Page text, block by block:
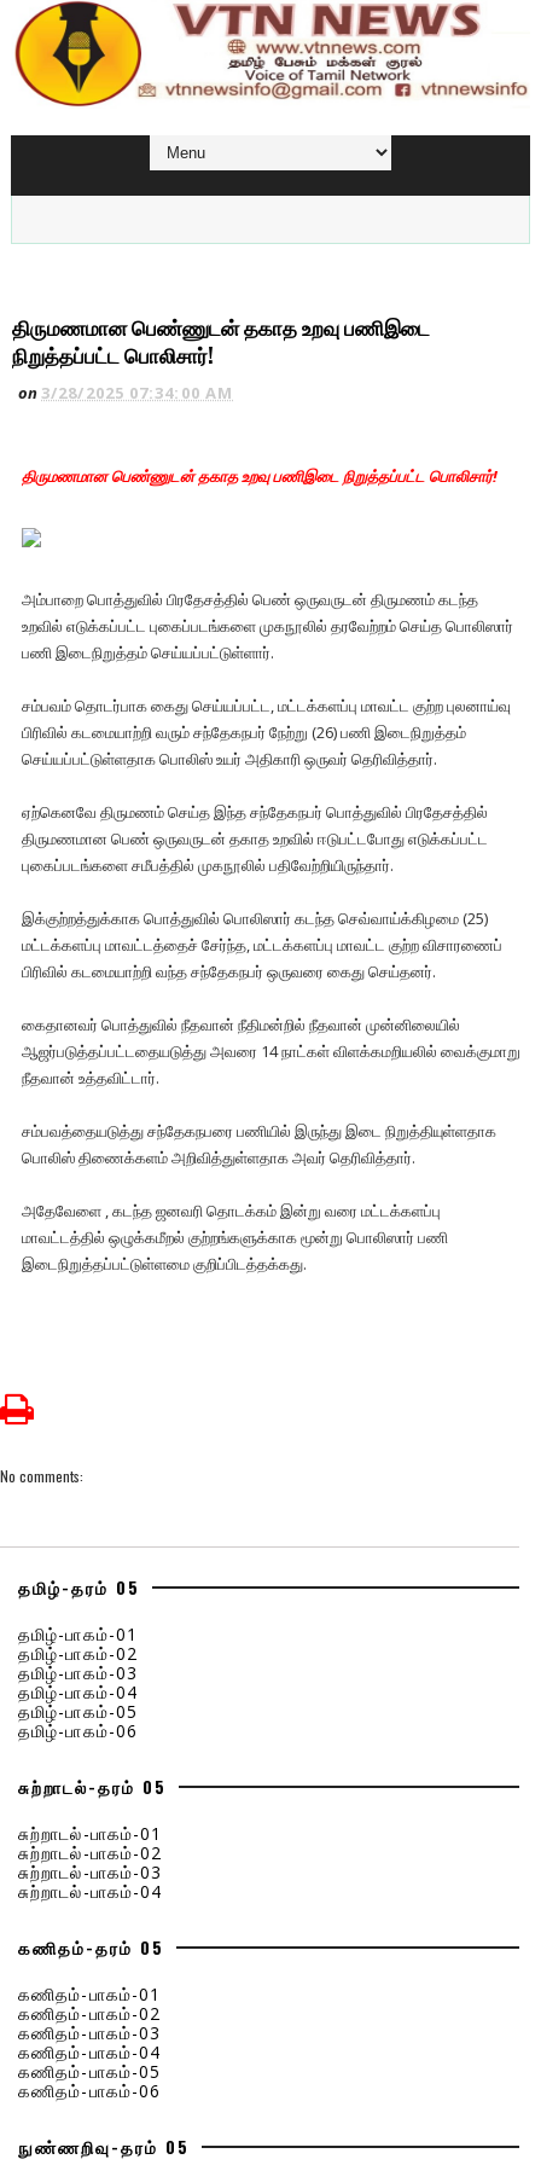
திருமணமான பெண்ணுடன் தகாத உறவு பணிஇடை
நிறுத்தப்பட்ட பொலிசார்!
on3/28/2025 07:34:00 AM
திருமணமான பெண்ணுடன் தகாத உறவு பணிஇடை நிறுத்தப்பட்ட பொலிசார்!
அம்பாறை பொத்துவில் பிரதேசத்தில் பெண் ஒருவருடன் திருமணம் கடந்த
உறவில் எடுக்கப்பட்ட புகைப்படங்களை முகநூலில் தரவேற்றம் செய்த பொலிஸார்
பணி இடைநிறுத்தம் செய்யப்பட்டுள்ளார்.
சம்பவம் தொடர்பாக கைது செய்யப்பட்ட, மட்டக்களப்பு மாவட்ட குற்ற புலனாய்வு
பிரிவில் கடமையாற்றி வரும் சந்தேகநபர் நேற்று (26) பணி இடைநிறுத்தம்
செய்யப்பட்டுள்ளதாக பொலிஸ் உயர் அதிகாரி ஒருவர் தெரிவித்தார்.
ஏற்கெனவே திருமணம் செய்த இந்த சந்தேகநபர் பொத்துவில் பிரதேசத்தில்
திருமணமான பெண் ஒருவருடன் தகாத உறவில் ஈடுபட்டபோது எடுக்கப்பட்ட
புகைப்படங்களை சமீபத்தில் முகநூலில் பதிவேற்றியிருந்தார்.
இக்குற்றத்துக்காக பொத்துவில் பொலிஸார் கடந்த செவ்வாய்க்கிழமை (25)
மட்டக்களப்பு மாவட்டத்தைச் சேர்ந்த, மட்டக்களப்பு மாவட்ட குற்ற விசாரணைப்
பிரிவில் கடமையாற்றி வந்த சந்தேகநபர் ஒருவரை கைது செய்தனர்.
கைதானவர் பொத்துவில் நீதவான் நீதிமன்றில் நீதவான் முன்னிலையில்
ஆஜர்படுத்தப்பட்டதையடுத்து அவரை 14 நாட்கள் விளக்கமறியலில் வைக்குமாறு
நீதவான் உத்தவிட்டார்.
சம்பவத்தையடுத்து சந்தேகநபரை பணியில் இருந்து இடை நிறுத்தியுள்ளதாக
பொலிஸ் திணைக்களம் அறிவித்துள்ளதாக அவர் தெரிவித்தார்.
அதேவேளை , கடந்த ஜனவரி தொடக்கம் இன்று வரை மட்டக்களப்பு
மாவட்டத்தில் ஒழுக்கமீறல் குற்றங்களுக்காக மூன்று பொலிஸார் பணி
இடைநிறுத்தப்பட்டுள்ளமை குறிப்பிடத்தக்கது.
No comments:
தமிழ்-தரம் 05
தமிழ்-பாகம்-01
தமிழ்-பாகம்-02
தமிழ்-பாகம்-03
தமிழ்-பாகம்-04
தமிழ்-பாகம்-05
தமிழ்-பாகம்-06
சுற்றாடல்-தரம் 05
சுற்றாடல்-பாகம்-01
சுற்றாடல்-பாகம்-02
சுற்றாடல்-பாகம்-03
சுற்றாடல்-பாகம்-04
கணிதம்-தரம் 05
கணிதம்-பாகம்-01
கணிதம்-பாகம்-02
கணிதம்-பாகம்-03
கணிதம்-பாகம்-04
கணிதம்-பாகம்-05
கணிதம்-பாகம்-06
நுண்ணறிவு-தரம் 05